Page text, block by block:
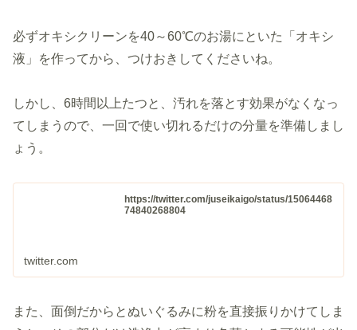
必ずオキシクリーンを40～60℃のお湯にといた「オキシ
液」を作ってから、つけおきしてくださいね。
しかし、6時間以上たつと、汚れを落とす効果がなくなっ
てしまうので、一回で使い切れるだけの分量を準備しまし
ょう。
https://twitter.com/juseikaigo/status/15064468
74840268804
twitter.com
また、面倒だからとぬいぐるみに粉を直接振りかけてしま